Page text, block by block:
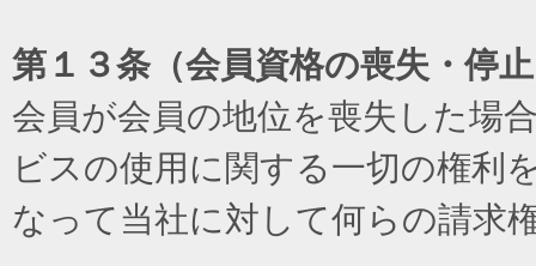
第１３条（会員資格の喪失・停
会員が会員の地位を喪失した場
ビスの使用に関する一切の権利
なって当社に対して何らの請求